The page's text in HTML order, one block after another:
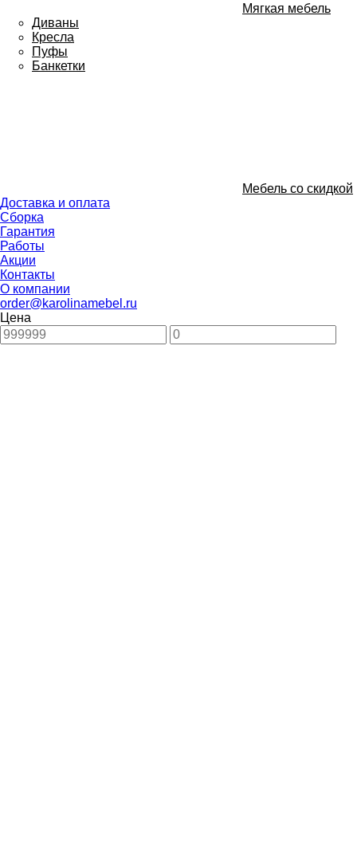
Мягкая мебель
Диваны
Кресла
Пуфы
Банкетки
Мебель со скидкой
Доставка и оплата
Сборка
Гарантия
Работы
Акции
Контакты
О компании
order@karolinamebel.ru
Цена